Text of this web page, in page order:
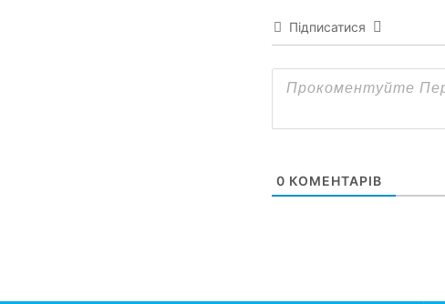
Підписатися
0 КОМЕНТАРІВ